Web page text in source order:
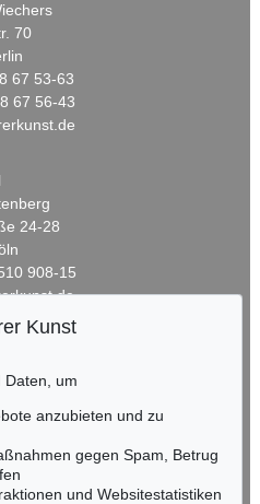
70
67 53-63
67 56-43
24-28
908-15
80-038
58 80-595
Kunst
Daten, um
anzubieten und zu
gegen Spam, Betrug
und Websitestatistiken